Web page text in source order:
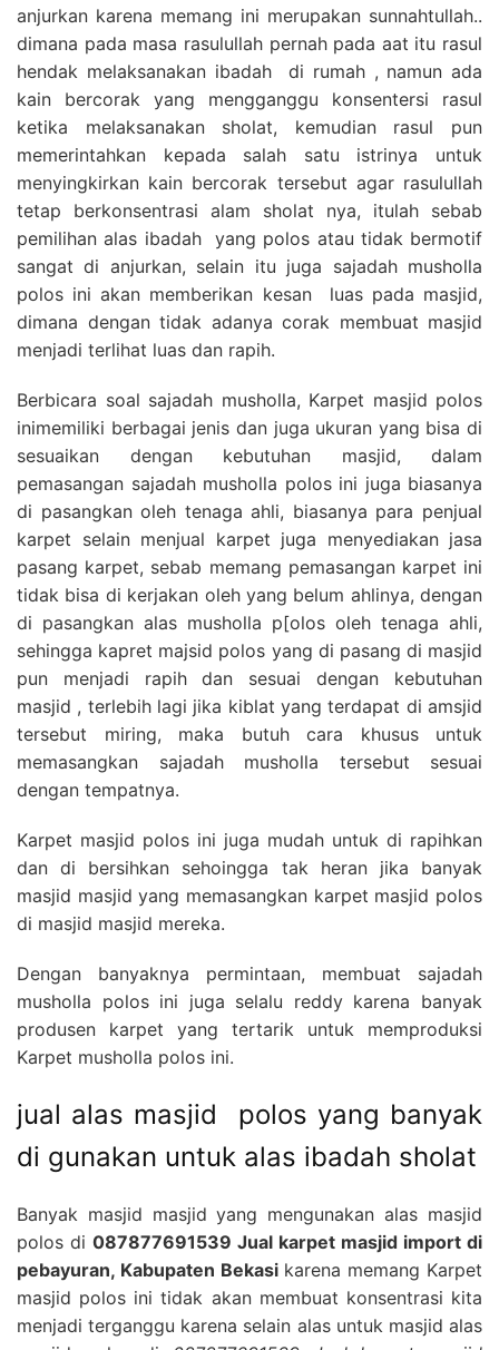
anjurkan karena memang ini merupakan sunnahtullah..
dimana pada masa rasulullah pernah pada aat itu rasul
hendak melaksanakan ibadah di rumah , namun ada
kain bercorak yang mengganggu konsentersi rasul
ketika melaksanakan sholat, kemudian rasul pun
memerintahkan kepada salah satu istrinya untuk
menyingkirkan kain bercorak tersebut agar rasulullah
tetap berkonsentrasi alam sholat nya, itulah sebab
pemilihan alas ibadah yang polos atau tidak bermotif
sangat di anjurkan, selain itu juga sajadah musholla
polos ini akan memberikan kesan luas pada masjid,
dimana dengan tidak adanya corak membuat masjid
menjadi terlihat luas dan rapih.
Berbicara soal sajadah musholla, Karpet masjid polos
inimemiliki berbagai jenis dan juga ukuran yang bisa di
sesuaikan dengan kebutuhan masjid, dalam
pemasangan sajadah musholla polos ini juga biasanya
di pasangkan oleh tenaga ahli, biasanya para penjual
karpet selain menjual karpet juga menyediakan jasa
pasang karpet, sebab memang pemasangan karpet ini
tidak bisa di kerjakan oleh yang belum ahlinya, dengan
di pasangkan alas musholla p[olos oleh tenaga ahli,
sehingga kapret majsid polos yang di pasang di masjid
pun menjadi rapih dan sesuai dengan kebutuhan
masjid , terlebih lagi jika kiblat yang terdapat di amsjid
tersebut miring, maka butuh cara khusus untuk
memasangkan sajadah musholla tersebut sesuai
dengan tempatnya.
Karpet masjid polos ini juga mudah untuk di rapihkan
dan di bersihkan sehoingga tak heran jika banyak
masjid masjid yang memasangkan karpet masjid polos
di masjid masjid mereka.
Dengan banyaknya permintaan, membuat sajadah
musholla polos ini juga selalu reddy karena banyak
produsen karpet yang tertarik untuk memproduksi
Karpet musholla polos ini.
jual alas masjid polos yang banyak
di gunakan untuk alas ibadah sholat
Banyak masjid masjid yang mengunakan alas masjid
polos di 087877691539 Jual karpet masjid import di
pebayuran, Kabupaten Bekasikarena memang Karpet
masjid polos ini tidak akan membuat konsentrasi kita
menjadi terganggu karena selain alas untuk masjid alas